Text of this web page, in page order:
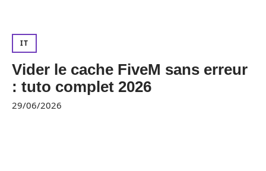
IT
Vider le cache FiveM sans erreur
: tuto complet 2026
29/06/2026